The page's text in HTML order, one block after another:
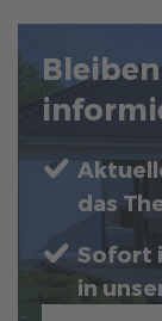
das
Sofort
in